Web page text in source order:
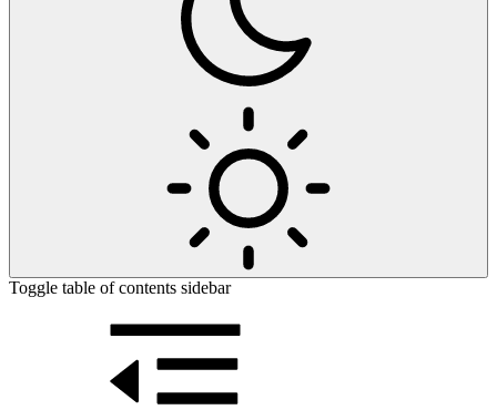
Toggle table of contents sidebar